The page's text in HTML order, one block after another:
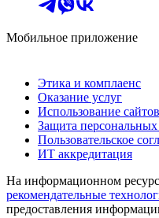
Мобильное приложение
Этика и комплаенс
Оказание услуг
Использование сайтов
Защита
Пользовательское
ИТ аккредитация
На информационном
рекомендательные
предоставления